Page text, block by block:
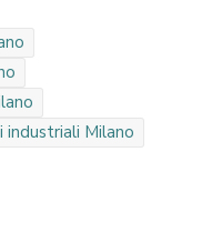
industriali Milano